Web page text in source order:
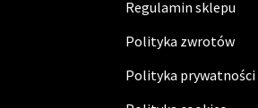
Regulamin sklepu
Polityka zwrotów
Polityka prywatności